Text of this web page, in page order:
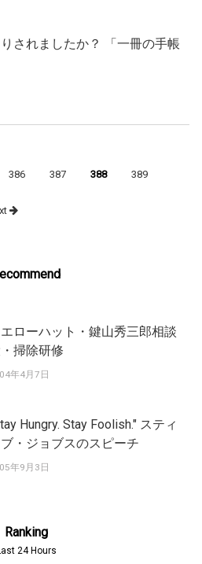
されましたか？ 「一冊の手帳
386 387 388 389
ローハット・鍵山秀三郎相談
掃除研修
年4月7日
Hungry. Stay Foolish." スティ
・ジョブスのスピーチ
年9月3日
Ranking
24 Hours